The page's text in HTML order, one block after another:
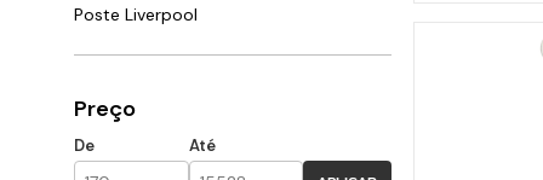
Poste Liverpool
Preço
De Até